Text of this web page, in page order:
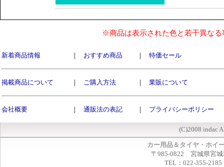
※商品は表示された色と若干異な
新着商品情報 ｜ おすすめ商品 ｜ 特価セール
掲載商品について ｜ ご購入方法 ｜ 業販について
会社概要 ｜ 通販法の表記 ｜ プライバシーポリシー
(C)2008 indac
カー用品＆タイヤ・ホイ
〒985-0822 宮城県宮城
TEL：022-355-